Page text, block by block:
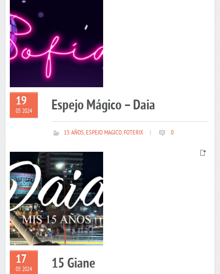
19
05 2024 Espejo Mágico – Daia
15 AÑOS,ESPEJO MAGICO,FOTERIX 0
17
05 2024 15 Giane